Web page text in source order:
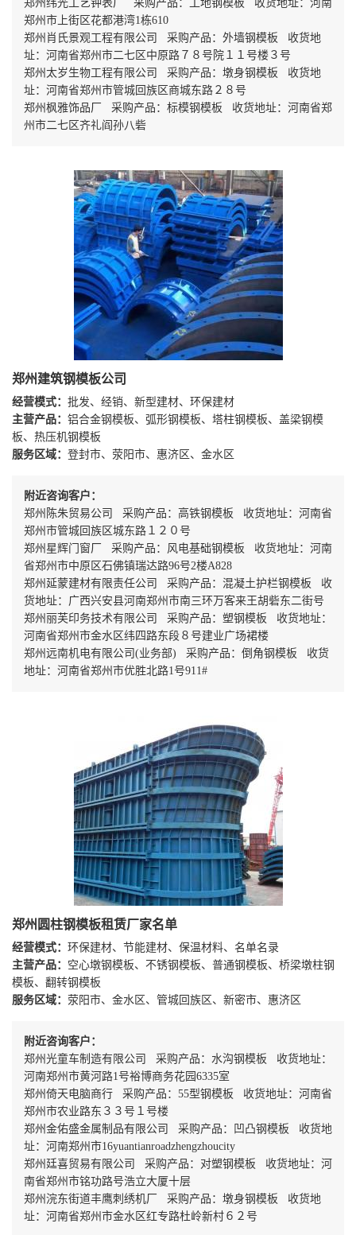
郑州纬光工艺钟表厂 采购产品：工地钢模板 收货地址：河南
郑州市上街区花都港湾1栋610
郑州肖氏景观工程有限公司 采购产品：外墙钢模板 收货地
址：河南省郑州市二七区中原路７８号院１１号楼３号
郑州太岁生物工程有限公司 采购产品：墩身钢模板 收货地
址：河南省郑州市管城回族区商城东路２８号
郑州枫雅饰品厂 采购产品：标模钢模板 收货地址：河南省郑
州市二七区齐礼阎孙八砦
郑州建筑钢模板公司
经营模式： 批发、经销、新型建材、环保建材
主营产品： 铝合金钢模板、弧形钢模板、塔柱钢模板、盖梁钢模
板、热压机钢模板
服务区域： 登封市、荥阳市、惠济区、金水区
附近咨询客户：
郑州陈朱贸易公司 采购产品：高铁钢模板 收货地址：河南省
郑州市管城回族区城东路１２０号
郑州星辉门窗厂 采购产品：风电基础钢模板 收货地址：河南
省郑州市中原区石佛镇瑞达路96号2楼A828
郑州延蒙建材有限责任公司 采购产品：混凝土护栏钢模板 收
货地址：广西兴安县河南郑州市南三环万客来王胡砦东二街号
郑州丽芙印务技术有限公司 采购产品：塑钢模板 收货地址：
河南省郑州市金水区纬四路东段８号建业广场裙楼
郑州远南机电有限公司(业务部) 采购产品：倒角钢模板 收货
地址：河南省郑州市优胜北路1号911#
郑州圆柱钢模板租赁厂家名单
经营模式： 环保建材、节能建材、保温材料、名单名录
主营产品： 空心墩钢模板、不锈钢模板、普通钢模板、桥梁墩柱钢
模板、翻转钢模板
服务区域： 荥阳市、金水区、管城回族区、新密市、惠济区
附近咨询客户：
郑州光童车制造有限公司 采购产品：水沟钢模板 收货地址：
河南郑州市黄河路1号裕博商务花园6335室
郑州倚天电脑商行 采购产品：55型钢模板 收货地址：河南省
郑州市农业路东３３号１号楼
郑州金佑盛金属制品有限公司 采购产品：凹凸钢模板 收货地
址：河南郑州市16yuantianroadzhengzhoucity
郑州廷喜贸易有限公司 采购产品：对塑钢模板 收货地址：河
南省郑州市铭功路号浩立大厦十层
郑州浣东街道丰鹰刺绣机厂 采购产品：墩身钢模板 收货地
址：河南省郑州市金水区红专路杜岭新村６２号